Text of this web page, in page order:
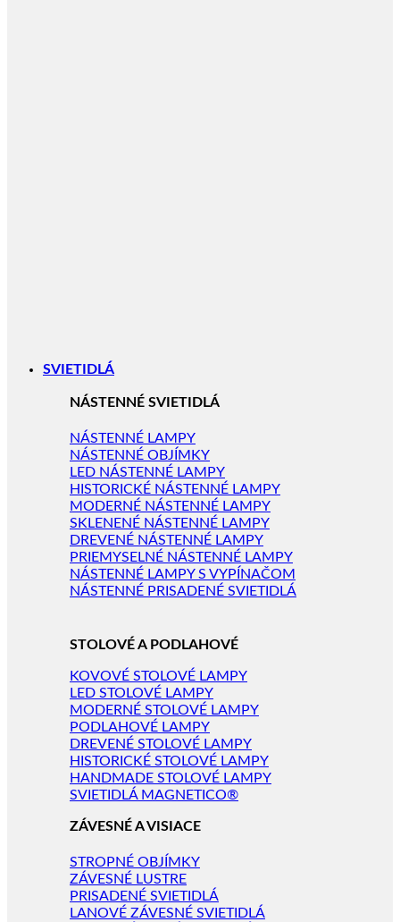
SVIETIDLÁ
NÁSTENNÉ SVIETIDLÁ
NÁSTENNÉ LAMPY
NÁSTENNÉ OBJÍMKY
LED NÁSTENNÉ LAMPY
HISTORICKÉ NÁSTENNÉ LAMPY
MODERNÉ NÁSTENNÉ LAMPY
SKLENENÉ NÁSTENNÉ LAMPY
DREVENÉ NÁSTENNÉ LAMPY
PRIEMYSELNÉ NÁSTENNÉ LAMPY
NÁSTENNÉ LAMPY S VYPÍNAČOM
NÁSTENNÉ PRISADENÉ SVIETIDLÁ
STOLOVÉ A PODLAHOVÉ
KOVOVÉ STOLOVÉ LAMPY
LED STOLOVÉ LAMPY
MODERNÉ STOLOVÉ LAMPY
PODLAHOVÉ LAMPY
DREVENÉ STOLOVÉ LAMPY
HISTORICKÉ STOLOVÉ LAMPY
HANDMADE STOLOVÉ LAMPY
SVIETIDLÁ MAGNETICO®
ZÁVESNÉ A VISIACE
STROPNÉ OBJÍMKY
ZÁVESNÉ LUSTRE
PRISADENÉ SVIETIDLÁ
LANOVÉ ZÁVESNÉ SVIETIDLÁ